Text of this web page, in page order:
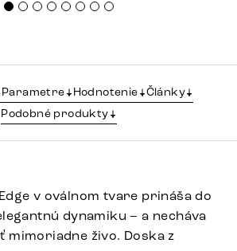
Parametre Hodnotenie
Články
Podobné produkty
v oválnom tvare prináša do
dynamiku – a necháva
mimoriadne živo. Doska z